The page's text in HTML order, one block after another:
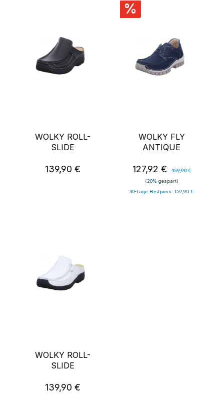
WOLKY ROLL-
SLIDE
Regulärer Preis:
139,90 €
%
WOLKY FLY
ANTIQUE
Verkaufspreis:
127,92 € Regulärer Preis:
159,90 €
(20% gespart)
30-Tage-Bestpreis: 159,90 €
WOLKY ROLL-
SLIDE
Regulärer Preis:
139,90 €